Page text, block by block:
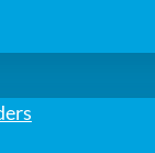
Thoraxchirurgie